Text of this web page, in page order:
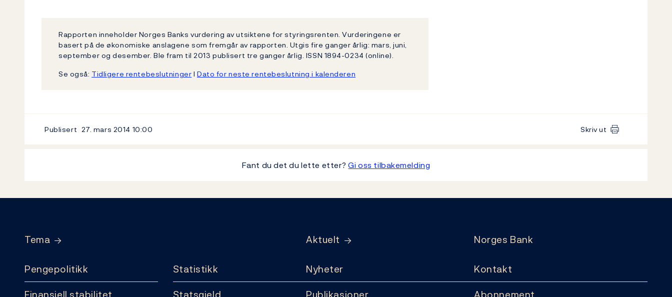
Rapporten inneholder Norges Banks vurdering av utsiktene for styringsrenten. Vurderingene er
basert på de økonomiske anslagene som fremgår av rapporten. Utgis fire ganger årlig: mars, juni,
september og desember. Ble fram til 2013 publisert tre ganger årlig. ISSN 1894-0234 (online).
Se også: Tidligere rentebeslutningerl Dato for neste rentebeslutning i kalenderen
Publisert 27. mars 2014 10:00 Skriv ut
Fant du det du lette etter?Gi oss tilbakemelding
Tema
Pengepolitikk
Statistikk
Aktuelt
Nyheter
Norges Bank
Kontakt